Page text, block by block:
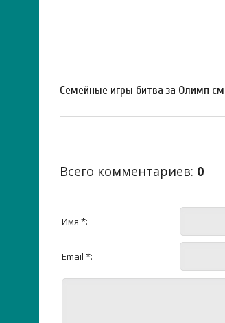
Семейные игры битва за Олимп
Всего комментариев: 0
Имя *:
Email *: